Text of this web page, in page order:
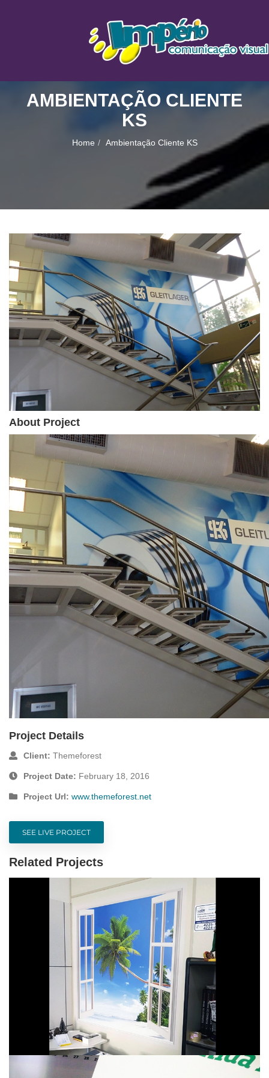
AMBIENTAÇÃO CLIENTE
KS
Home Ambientação Cliente KS
About Project
Project Details
Client: Themeforest
Project Date: February 18, 2016
Project Url: www.themeforest.net
SEE LIVE PROJECT
Related Projects